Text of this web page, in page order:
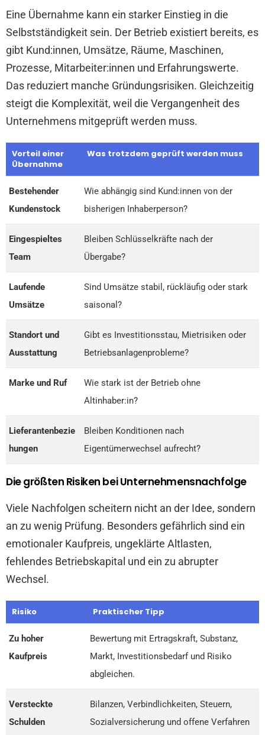
Eine Übernahme kann ein starker Einstieg in die
Selbstständigkeit sein. Der Betrieb existiert bereits, es
gibt Kund:innen, Umsätze, Räume, Maschinen,
Prozesse, Mitarbeiter:innen und Erfahrungswerte.
Das reduziert manche Gründungsrisiken. Gleichzeitig
steigt die Komplexität, weil die Vergangenheit des
Unternehmens mitgeprüft werden muss.
Vorteil einer
Übernahme
Was trotzdem geprüft werden muss
Bestehender
Kundenstock
Wie abhängig sind Kund:innen von der
bisherigen Inhaberperson?
Eingespieltes
Team
Bleiben Schlüsselkräfte nach der
Übergabe?
Laufende
Umsätze
Sind Umsätze stabil, rückläufig oder stark
saisonal?
Standort und
Ausstattung
Gibt es Investitionsstau, Mietrisiken oder
Betriebsanlagenprobleme?
Marke und Ruf
Wie stark ist der Betrieb ohne
Altinhaber:in?
Lieferantenbezie
hungen
Bleiben Konditionen nach
Eigentümerwechsel aufrecht?
Die größten Risiken bei Unternehmensnachfolge
Viele Nachfolgen scheitern nicht an der Idee, sondern
an zu wenig Prüfung. Besonders gefährlich sind ein
emotionaler Kaufpreis, ungeklärte Altlasten,
fehlendes Betriebskapital und ein zu abrupter
Wechsel.
Risiko Praktischer Tipp
Zu hoher
Kaufpreis
Bewertung mit Ertragskraft, Substanz,
Markt, Investitionsbedarf und Risiko
abgleichen.
Versteckte
Schulden
Bilanzen, Verbindlichkeiten, Steuern,
Sozialversicherung und offene Verfahren